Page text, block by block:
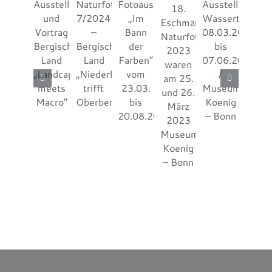
August
Museum
Alexander
Koenig
Bonn